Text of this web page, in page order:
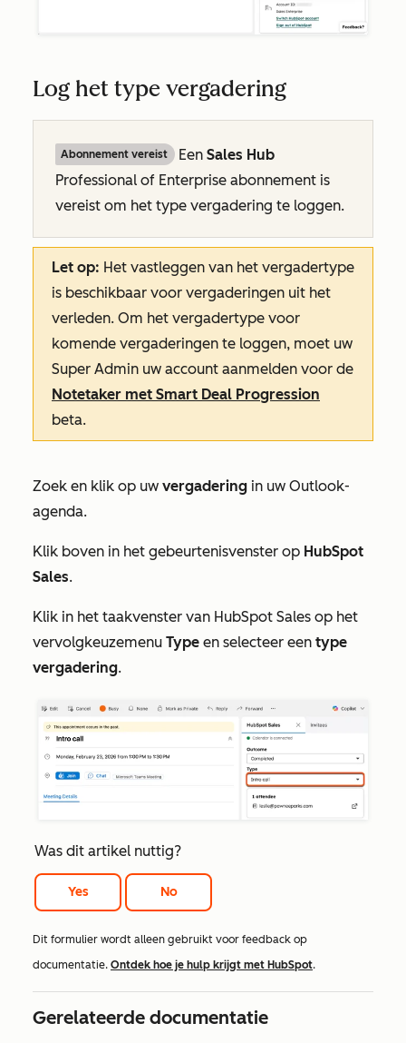
Log het type vergadering
Abonnement vereist Een Sales Hub
Professional of Enterprise abonnement is
vereist om het type vergadering te loggen.
Let op: Het vastleggen van het vergadertype
is beschikbaar voor vergaderingen uit het
verleden. Om het vergadertype voor
komende vergaderingen te loggen, moet uw
Super Admin uw account aanmelden voor de
Notetaker met Smart Deal Progression
beta.
Zoek en klik op uw vergadering in uw Outlook-
agenda.
Klik boven in het gebeurtenisvenster op HubSpot
Sales.
Klik in het taakvenster van HubSpot Sales op het
vervolgkeuzemenu Type en selecteer een type
vergadering.
Was dit artikel nuttig?
Yes No
Dit formulier wordt alleen gebruikt voor feedback op
documentatie. Ontdek hoe je hulp krijgt met HubSpot.
Gerelateerde documentatie